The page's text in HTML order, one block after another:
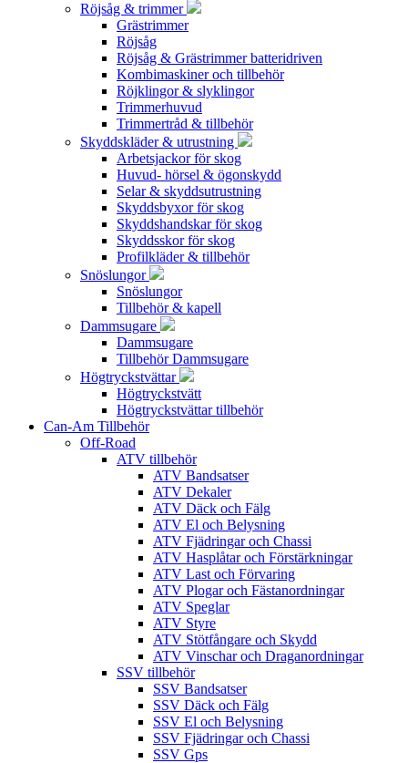
Röjsåg & trimmer
Grästrimmer
Röjsåg
Röjsåg & Grästrimmer batteridriven
Kombimaskiner och tillbehör
Röjklingor & slyklingor
Trimmerhuvud
Trimmertråd & tillbehör
Skyddskläder & utrustning
Arbetsjackor för skog
Huvud- hörsel & ögonskydd
Selar & skyddsutrustning
Skyddsbyxor för skog
Skyddshandskar för skog
Skyddsskor för skog
Profilkläder & tillbehör
Snöslungor
Snöslungor
Tillbehör & kapell
Dammsugare
Dammsugare
Tillbehör Dammsugare
Högtryckstvättar
Högtryckstvätt
Högtryckstvättar tillbehör
Can-Am Tillbehör
Off-Road
ATV tillbehör
ATV Bandsatser
ATV Dekaler
ATV Däck och Fälg
ATV El och Belysning
ATV Fjädringar och Chassi
ATV Hasplåtar och Förstärkningar
ATV Last och Förvaring
ATV Plogar och Fästanordningar
ATV Speglar
ATV Styre
ATV Stötfångare och Skydd
ATV Vinschar och Draganordningar
SSV tillbehör
SSV Bandsatser
SSV Däck och Fälg
SSV El och Belysning
SSV Fjädringar och Chassi
SSV Gps